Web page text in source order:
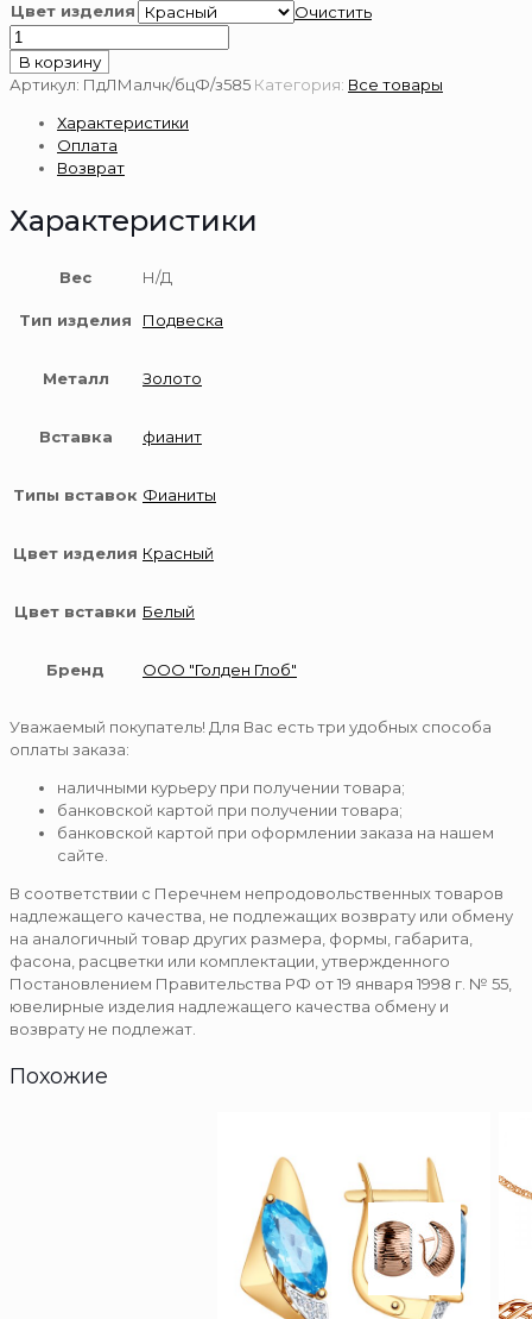
Цвет изделия
Очистить
Количество
товара
Подвеска
пробы
В корзину
Артикул: ПдЛМалчк/бцФ/з585 Категория: Все товары
Характеристики
Оплата
Возврат
Характеристики
Вес Н/Д
Тип изделия Подвеска
Металл Золото
Вставка фианит
Типы вставок Фианиты
Цвет изделия Красный
Цвет вставки Белый
Бренд ООО "Голден Глоб"
Уважаемый покупатель! Для Вас есть три удобных способа
оплаты заказа:
наличными курьеру при получении товара;
банковской картой при получении товара;
банковской картой при оформлении заказа на нашем
сайте.
В соответствии с Перечнем непродовольственных товаров
надлежащего качества, не подлежащих возврату или обмену
на аналогичный товар других размера, формы, габарита,
фасона, расцветки или комплектации, утвержденного
Постановлением Правительства РФ от 19 января 1998 г. № 55,
ювелирные изделия надлежащего качества обмену и
возврату не подлежат.
Похожие